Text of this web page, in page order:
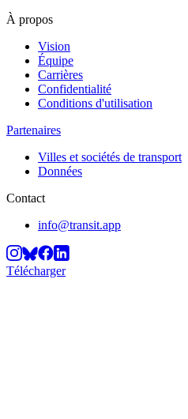
À propos
Vision
Équipe
Carrières
Confidentialité
Conditions d'utilisation
Partenaires
Villes et sociétés de transport
Données
Contact
info@transit.app
Télécharger